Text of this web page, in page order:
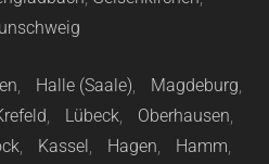
, Halle (Saale), Magdeburg,
, Lübeck, Oberhausen,
, Kassel, Hagen, Hamm,